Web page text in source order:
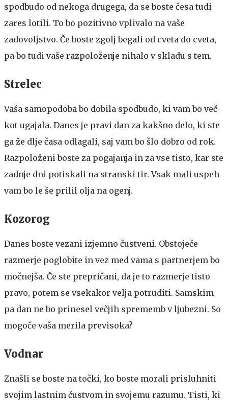
spodbudo od nekoga drugega, da se boste česa tudi
zares lotili. To bo pozitivno vplivalo na vaše
zadovoljstvo. Če boste zgolj begali od cveta do cveta,
pa bo tudi vaše razpoloženje nihalo v skladu s tem.
Strelec
Vaša samopodoba bo dobila spodbudo, ki vam bo več
kot ugajala. Danes je pravi dan za kakšno delo, ki ste
ga že dlje časa odlagali, saj vam bo šlo dobro od rok.
Razpoloženi boste za pogajanja in za vse tisto, kar ste
zadnje dni potiskali na stranski tir. Vsak mali uspeh
vam bo le še prilil olja na ogenj.
Kozorog
Danes boste vezani izjemno čustveni. Obstoječe
razmerje poglobite in vez med vama s partnerjem bo
močnejša. Če ste prepričani, da je to razmerje tisto
pravo, potem se vsekakor velja potruditi. Samskim
pa dan ne bo prinesel večjih sprememb v ljubezni. So
mogoče vaša merila previsoka?
Vodnar
Znašli se boste na točki, ko boste morali prisluhniti
svojim lastnim čustvom in svojemu razumu. Tisti, ki